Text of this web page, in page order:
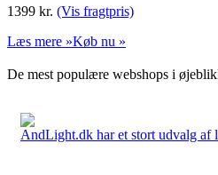
1399 kr. (Vis fragtpris)
Læs mere »Køb nu »
De mest populære webshops i
AndLight.dk har et stort udvalg af